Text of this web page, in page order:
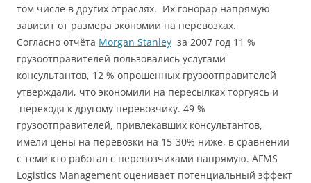
том числе в других отраслях. Их гонорар напрямую
зависит от размера экономии на перевозках.
Cогласно отчёта Morgan Stanley за 2007 год 11 %
грузоотправителей пользовались услугами
консультантов, 12 % опрошенных грузоотправителей
утверждали, что экономили на пересылках торгуясь и
переходя к другому перевозчику. 49 %
грузоотправителей, привлекавших консультантов,
имели цены на перевозки на 15-30% ниже, в сравнении
с теми кто работал с перевозчиками напрямую. AFMS
Logistics Management оценивает потенциальный эффект